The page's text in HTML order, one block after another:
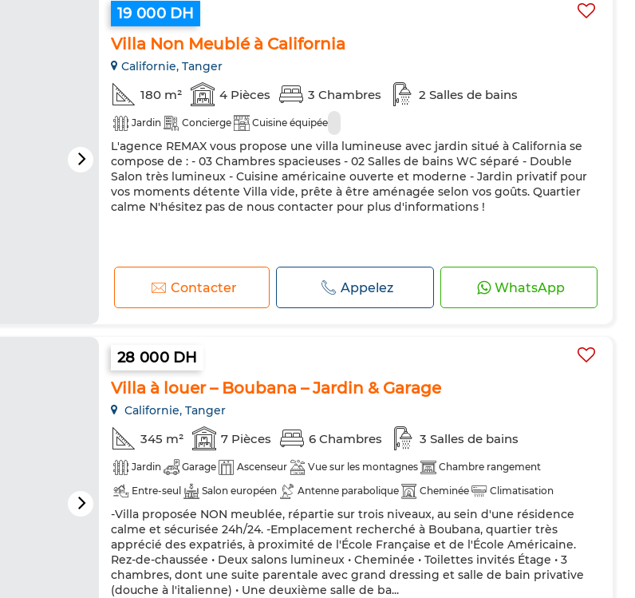
19 000 DH
Villa Non Meublé à California
Californie, Tanger
180 m² 4 Pièces 3 Chambres 2 Salles de bains
Jardin Concierge Cuisine équipée
L'agence REMAX vous propose une villa lumineuse avec jardin situé à California se
compose de : - 03 Chambres spacieuses - 02 Salles de bains WC séparé - Double
Salon très lumineux - Cuisine américaine ouverte et moderne - Jardin privatif pour
vos moments détente Villa vide, prête à être aménagée selon vos goûts. Quartier
calme N'hésitez pas de nous contacter pour plus d'informations !
Contacter Appelez WhatsApp
28 000 DH
Villa à louer – Boubana – Jardin & Garage
Californie, Tanger
345 m² 7 Pièces 6 Chambres 3 Salles de bains
Jardin Garage Ascenseur Vue sur les montagnes
Chambre rangement
Entre-seul
Salon européen Antenne parabolique Cheminée
Climatisation
Chauffage central
Sécurité Double vitrage Porte blindée Cuisine équipée
-Villa proposée NON meublée, répartie sur trois niveaux, au sein d'une résidence
calme et sécurisée 24h/24. -Emplacement recherché à Boubana, quartier très
apprécié des expatriés, à proximité de l'École Française et de l'École Américaine.
Rez-de-chaussée • Deux salons lumineux • Cheminée • Toilettes invités Étage • 3
chambres, dont une suite parentale avec grand dressing et salle de bain privative
(douche à l'italienne) • Une deuxième salle de ba...